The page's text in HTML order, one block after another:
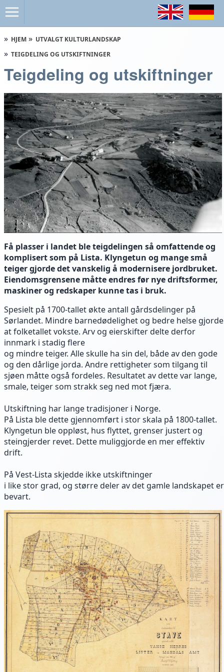
HJEM
UTVALGT KULTURLANDSKAP
TEIGDELING OG UTSKIFTNINGER
Teigdeling og utskiftninger
Få plasser i landet ble teigdelingen så omfattende og
komplisert som på Lista. Klyngetun og mange små
teiger gjorde det vanskelig å modernisere jordbruket.
Eiendomsgrensene måtte endres før nye driftsformer,
maskiner og redskaper kunne tas i bruk.
Spesielt på 1700-tallet økte antall gårdsdelinger på
Sørlandet. Mindre barnedødelighet og bedre helse gjorde
at folketallet vokste. Arv og eierskifter delte derfor
innmark i stadig flere
og mindre teiger. Alle skulle ha sin del, både av den gode
og den dårlige jorda. Andre rettigheter som tilgang til
sjøen måtte også fordeles. Resultatet av dette var lange,
smale, teiger som strakk seg ned mot fjæra.
Utskiftning har lange tradisjoner i Norge.
På Lista ble dette gjennomført i stor skala på 1800-tallet.
Klyngetun ble oppløst, hus flyttet, grenser justert og
steingjerder revet. Dette muliggjorde en mer effektiv
drift.
På Vest-Lista skjedde ikke utskiftninger
i like stor grad, og større deler av det gamle landskapet er
bevart.